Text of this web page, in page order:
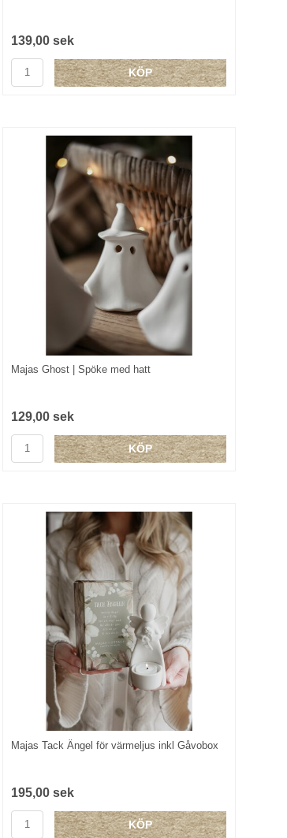
139,00 sek
KÖP
Majas Ghost | Spöke med hatt
129,00 sek
KÖP
Majas Tack Ängel för värmeljus inkl Gåvobox
195,00 sek
KÖP